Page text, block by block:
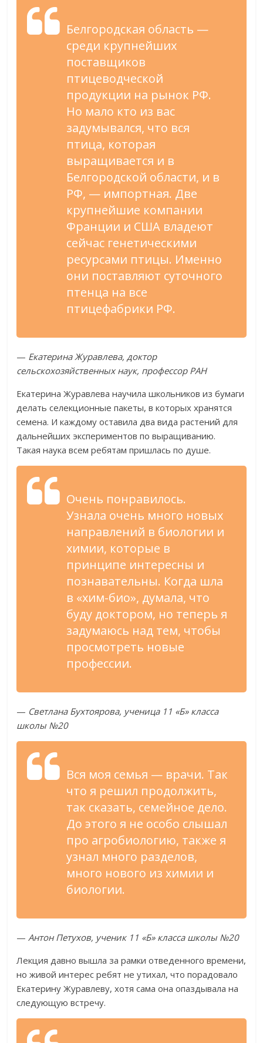
Белгородская область —
среди крупнейших
поставщиков
птицеводческой
продукции на рынок РФ.
Но мало кто из вас
задумывался, что вся
птица, которая
выращивается и в
Белгородской области, и в
РФ, — импортная. Две
крупнейшие компании
Франции и США владеют
сейчас генетическими
ресурсами птицы. Именно
они поставляют суточного
птенца на все
птицефабрики РФ.
— Екатерина Журавлева, доктор
сельскохозяйственных наук, профессор РАН
Екатерина Журавлева научила школьников из бумаги
делать селекционные пакеты, в которых хранятся
семена. И каждому оставила два вида растений для
дальнейших экспериментов по выращиванию.
Такая наука всем ребятам пришлась по душе.
Очень понравилось.
Узнала очень много новых
направлений в биологии и
химии, которые в
принципе интересны и
познавательны. Когда шла
в «хим-био», думала, что
буду доктором, но теперь я
задумаюсь над тем, чтобы
просмотреть новые
профессии.
— Светлана Бухтоярова, ученица 11 «Б» класса
школы №20
Вся моя семья — врачи. Так
что я решил продолжить,
так сказать, семейное дело.
До этого я не особо слышал
про агробиологию, также я
узнал много разделов,
много нового из химии и
биологии.
—Антон Петухов, ученик 11 «Б» класса школы №20
Лекция давно вышла за рамки отведенного времени,
но живой интерес ребят не утихал, что порадовало
Екатерину Журавлеву, хотя сама она опаздывала на
следующую встречу.